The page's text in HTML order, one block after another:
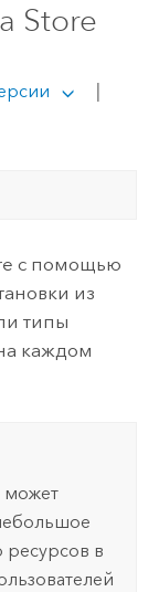
Store
с помощью
из
типы
каждом
может
ресурсов в